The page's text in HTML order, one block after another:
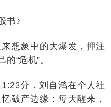
》
象中的大爆发，押注
“危机”。
分，刘自鸿在个人社
破产边缘：每天醒来，